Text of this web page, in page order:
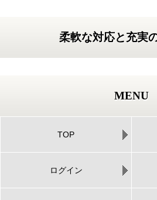
柔軟な対応と充実
MENU
TOP
ログイン